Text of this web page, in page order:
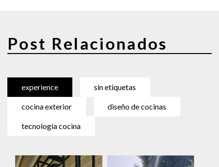
Post Relacionados
experience sin etiquetas
cocina exterior diseño de cocinas
tecnología cocina